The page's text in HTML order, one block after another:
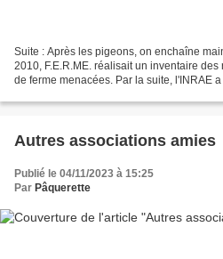
Suite : Après les pigeons, on enchaîne
2010, F.E.R.ME. réalisait un inventaire
de ferme menacées. Par la suite, l'INRAE
Autres associations amies
Publié le 04/11/2023 à 15:25
Par Pâquerette